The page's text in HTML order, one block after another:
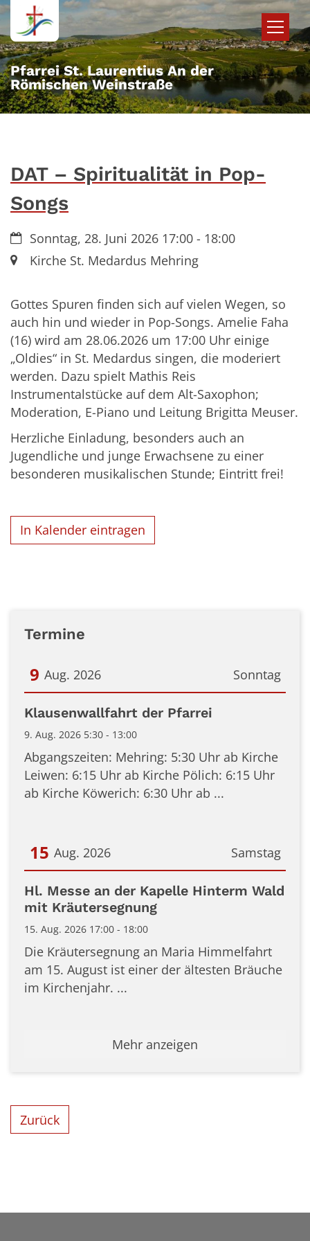
Zum Inhalt springen
Pfarrei St. Laurentius An der
Römischen Weinstraße
DAT – Spiritualität in Pop-
Songs
Datum:Sonntag, 28. Juni 2026 17:00 - 18:00
Ort:Kirche St. Medardus Mehring
Gottes Spuren finden sich auf vielen Wegen, so
auch hin und wieder in Pop-Songs. Amelie Faha
(16) wird am 28.06.2026 um 17:00 Uhr einige
„Oldies“ in St. Medardus singen, die moderiert
werden. Dazu spielt Mathis Reis
Instrumentalstücke auf dem Alt-Saxophon;
Moderation, E-Piano und Leitung Brigitta Meuser.
Herzliche Einladung, besonders auch an
Jugendliche und junge Erwachsene zu einer
besonderen musikalischen Stunde; Eintritt frei!
In Kalender eintragen
Termine
Sonntag
9 Aug. 2026
Datum: 9. August 2026
Klausenwallfahrt der Pfarrei
9. Aug. 2026 5:30 - 13:00
Abgangszeiten: Mehring: 5:30 Uhr ab Kirche
Leiwen: 6:15 Uhr ab Kirche Pölich: 6:15 Uhr
ab Kirche Köwerich: 6:30 Uhr ab ...
Samstag
15 Aug. 2026
Datum: 15. August 2026
Hl. Messe an der Kapelle Hinterm Wald
mit Kräutersegnung
15. Aug. 2026 17:00 - 18:00
Die Kräutersegnung an Maria Himmelfahrt
am 15. August ist einer der ältesten Bräuche
im Kirchenjahr. ...
Mehr anzeigen
Zurück